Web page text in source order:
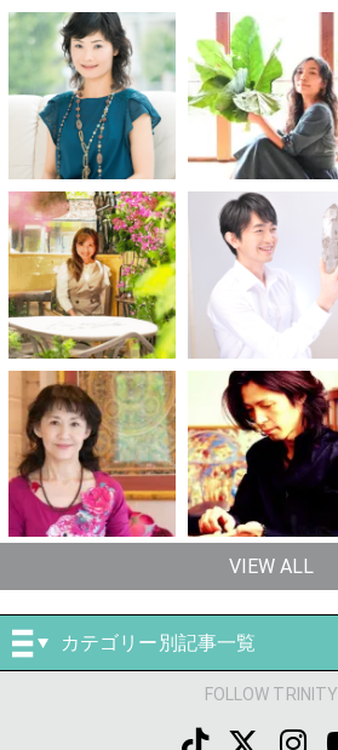
VIEW ALL
カテゴリー別記事一覧
FOLLOW TRINITY